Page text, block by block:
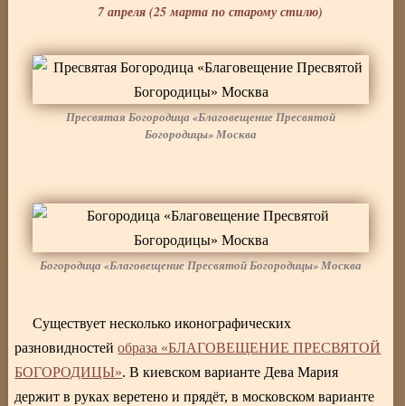
7 апреля (25 марта по старому стилю)
Пресвятая Богородица «Благовещение Пресвятой
Богородицы» Москва
Богородица «Благовещение Пресвятой Богородицы» Москва
Существует несколько иконографических
разновидностейобраза «БЛАГОВЕЩЕНИЕ ПРЕСВЯТОЙ
БОГОРОДИЦЫ». В киевском варианте Дева Мария
держит в руках веретено и прядёт, в московском варианте